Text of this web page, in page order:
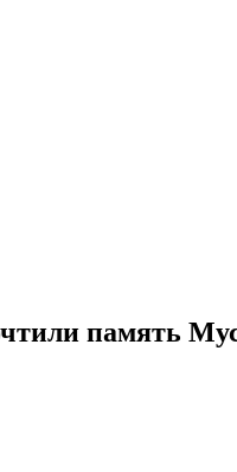
память